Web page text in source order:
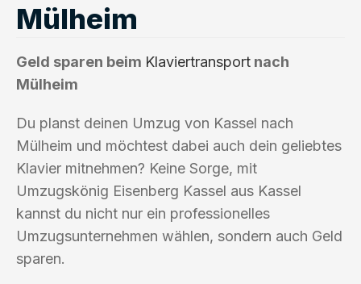
Mülheim
Geld sparen beim Klaviertransport nach
Mülheim
Du planst deinen Umzug von Kassel nach
Mülheim und möchtest dabei auch dein geliebtes
Klavier mitnehmen? Keine Sorge, mit
Umzugskönig Eisenberg Kassel aus Kassel
kannst du nicht nur ein professionelles
Umzugsunternehmen wählen, sondern auch Geld
sparen.